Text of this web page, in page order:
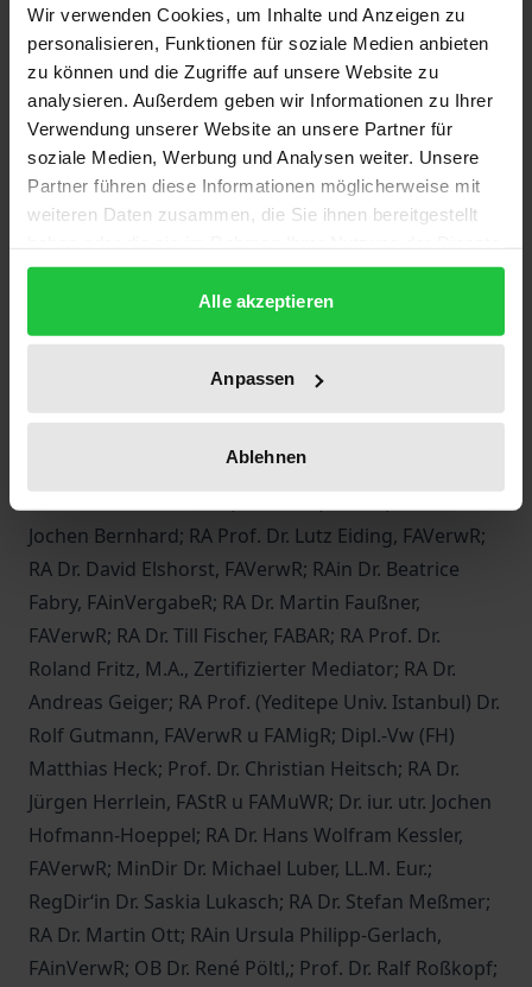
Wir verwenden Cookies, um Inhalte und Anzeigen zu
personalisieren, Funktionen für soziale Medien anbieten
zu können und die Zugriffe auf unsere Website zu
analysieren. Außerdem geben wir Informationen zu Ihrer
Verwendung unserer Website an unsere Partner für
soziale Medien, Werbung und Analysen weiter. Unsere
Partner führen diese Informationen möglicherweise mit
weiteren Daten zusammen, die Sie ihnen bereitgestellt
gesammelt haben.
Alle akzeptieren
Anpassen
Ablehnen
Neuregelungen im Bau- oder im Migrationsrecht
geht: Sie finden die passende Formulierung auf
aktuellem Stand.
Besonders hilfreich
verbinden materielles Recht mit Verfahrensrecht
und sind gespickt mit Praxishinweisen. Alle
Formulare sind, inklusive sämtlicher zitierter
Entscheidungen und Gesetze, im kostenlosen
Meister:innen ihres Fachs:
Jochen Bernhard; RA Prof. Dr. Lutz Eiding, FAVerwR;
RA Dr. David Elshorst, FAVerwR; RAin Dr. Beatrice
Fabry, FAinVergabeR; RA Dr. Martin Faußner,
FAVerwR; RA Dr. Till Fischer, FABAR; RA Prof. Dr.
Roland Fritz, M.A., Zertifizierter Mediator; RA Dr.
Andreas Geiger; RA Prof. (Yeditepe Univ. Istanbul) Dr.
Rolf Gutmann, FAVerwR u FAMigR; Dipl.-Vw (FH)
Matthias Heck; Prof. Dr. Christian Heitsch; RA Dr.
Jürgen Herrlein, FAStR u FAMuWR; Dr. iur. utr. Jochen
Hofmann-Hoeppel; RA Dr. Hans Wolfram Kessler,
FAVerwR; MinDir Dr. Michael Luber, LL.M. Eur.;
RegDir‘in Dr. Saskia Lukasch; RA Dr. Stefan Meßmer;
RA Dr. Martin Ott; RAin Ursula Philipp-Gerlach,
FAinVerwR; OB Dr. René Pöltl,; Prof. Dr. Ralf Roßkopf;